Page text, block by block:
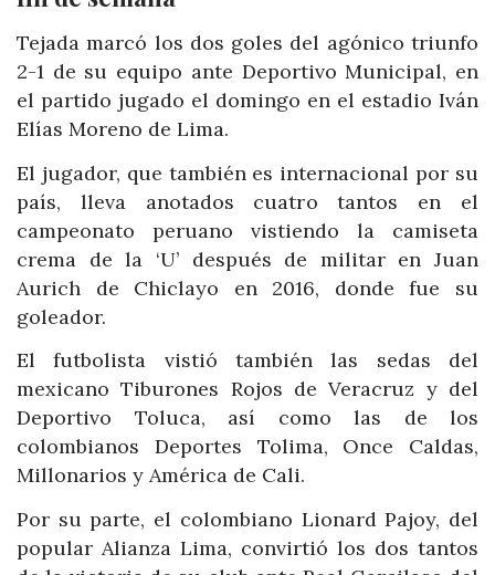
Tejada marcó los dos goles del agónico triunfo
2-1 de su equipo ante Deportivo Municipal, en
el partido jugado el domingo en el estadio Iván
Elías Moreno de Lima.
El jugador, que también es internacional por su
país, lleva anotados cuatro tantos en el
campeonato peruano vistiendo la camiseta
crema de la ‘U’ después de militar en Juan
Aurich de Chiclayo en 2016, donde fue su
goleador.
El futbolista vistió también las sedas del
mexicano Tiburones Rojos de Veracruz y del
Deportivo Toluca, así como las de los
colombianos Deportes Tolima, Once Caldas,
Millonarios y América de Cali.
Por su parte, el colombiano Lionard Pajoy, del
popular Alianza Lima, convirtió los dos tantos